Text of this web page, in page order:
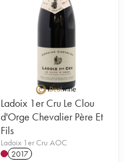
Ladoix 1er Cru Le Clou
d'Orge Chevalier Père Et
Fils
Ladoix 1er Cru AOC
2017